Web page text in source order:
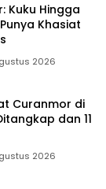
Kuku Hingga
Khasiat
2026
Curanmor di
dan 11
2026